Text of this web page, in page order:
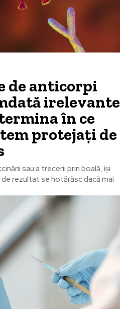
de anticorpi
irelevante
în ce
protejați de
sau a trecerii prin boală, își
rezultat se hotărăsc dacă mai